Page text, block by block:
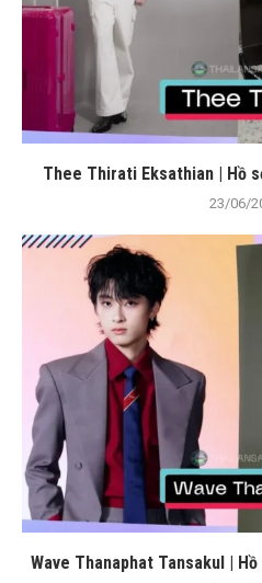
Thee Thirati Eksathian | Hồ
23/06/
Wave Thanaphat Tansakul |